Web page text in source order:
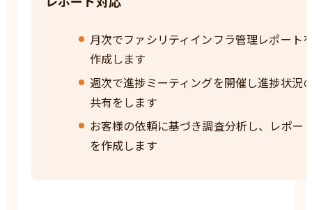
月次でファシリティインフラ管理レポート
作成します
週次で進捗ミーティングを開催し進捗状況
共有をします
お客様の依頼に基づき調査分析し、レポー
を作成します